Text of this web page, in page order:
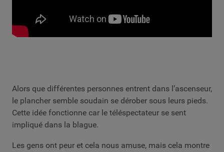
Alors que différentes personnes entrent dans l’ascenseur,
le plancher semble soudain se dérober sous leurs pieds.
Cette idée fonctionne car le téléspectateur se sent
impliqué dans la blague.
Les gens ont peur et cela nous amuse, mais cela montre